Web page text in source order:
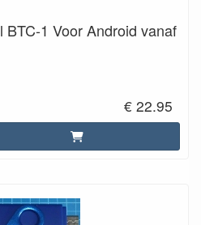
1 Voor Android vanaf
€ 22.95